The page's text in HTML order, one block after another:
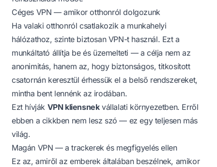
Céges VPN — amikor otthonról dolgozunk
Ha valaki otthonról csatlakozik a munkahelyi
hálózathoz, szinte biztosan VPN-t használ. Ezt a
munkáltató állítja be és üzemelteti — a célja nem az
anonimitás, hanem az, hogy biztonságos, titkosított
csatornán keresztül érhessük el a belső rendszereket,
mintha bent lennénk az irodában.
Ezt hívják VPN kliensnekvállalati környezetben. Erről
ebben a cikkben nem lesz szó — ez egy teljesen más
világ.
Magán VPN — a trackerek és megfigyelés ellen
Ez az, amiről az emberek általában beszélnek, amikor